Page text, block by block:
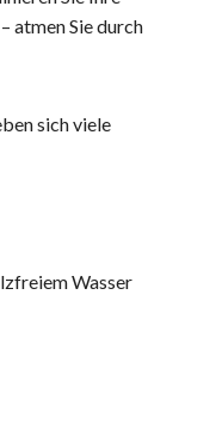
atmen Sie durch
sich viele
Wasser